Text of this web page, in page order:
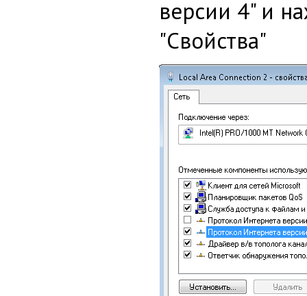
версии 4" и
"Свойства"